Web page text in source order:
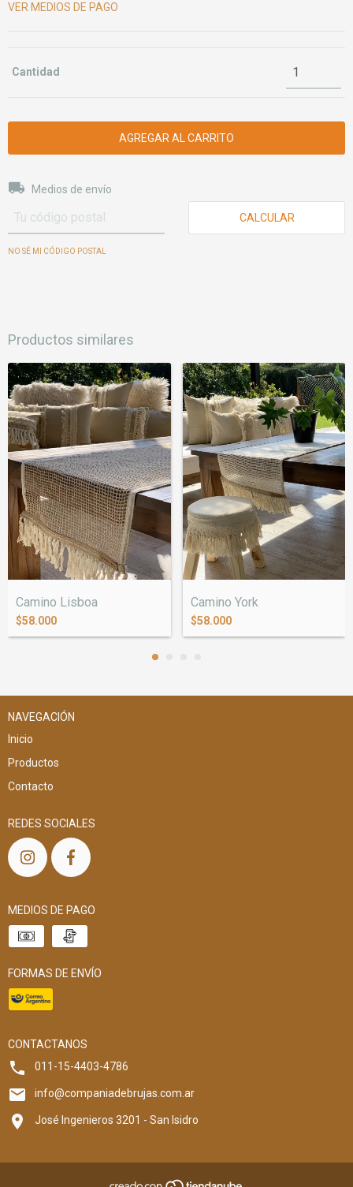
VER MEDIOS DE PAGO
Cantidad
Entregas para el CP:
Medios de envío
CALCULAR
NO SÉ MI CÓDIGO POSTAL
Productos similares
Camino Lisboa
$58.000
Camino York
$58.000
NAVEGACIÓN
Inicio
Productos
Contacto
REDES SOCIALES
MEDIOS DE PAGO
FORMAS DE ENVÍO
CONTACTANOS
011-15-4403-4786
info@companiadebrujas.com.ar
José Ingenieros 3201 - San Isidro